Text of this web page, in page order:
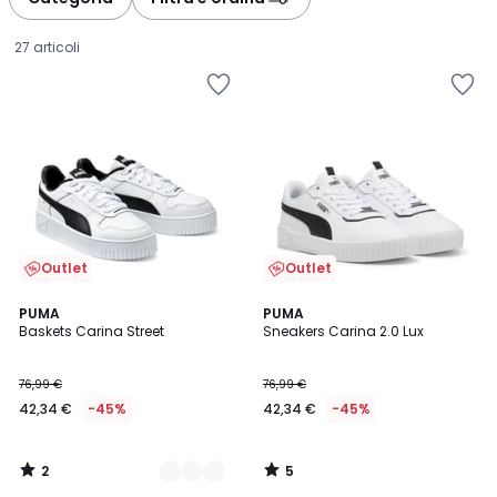
27 articoli
Outlet
PUMA
Baskets Carina Street
€
Invece
76,99
€
76,99 €
42,34 € -45%
2
/
2
Colori
2
/
Outlet
PUMA
Sneakers Carina 2.0 Lux
76,99 €
42,34 € -45%
5
/
5
/